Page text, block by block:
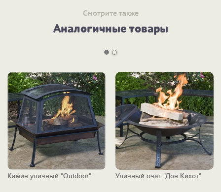
Камин уличный Outdoor >>
-Другие очаги и камины >>
Смотрите также
Аналогичные товары
Камин уличный "Outdoor" Уличный очаг "Дон Кихот"